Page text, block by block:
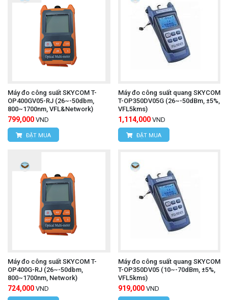
Máy đo công suất SKYCOM T-
OP400GV05-RJ (26~-50dbm,
800~1700nm, VFL&Network)
799,000 VND
ĐẶT MUA
Máy đo công suất quang SKYCOM
T-OP350DV05G (26~-50dBm, ±5%,
VFL5kms)
1,114,000 VND
ĐẶT MUA
Máy đo công suất SKYCOM T-
OP400G-RJ (26~-50dbm,
800~1700nm, Network)
724,000 VND
Máy đo công suất quang SKYCOM
T-OP350DV05 (10~-70dBm, ±5%,
VFL5kms)
919,000 VND